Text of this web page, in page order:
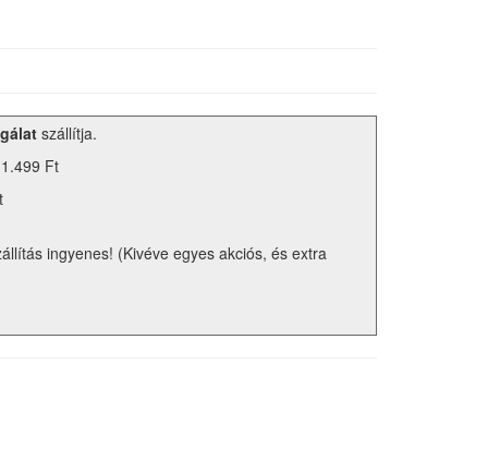
szállítja.
Ft
ingyenes! (Kivéve egyes akciós, és extra